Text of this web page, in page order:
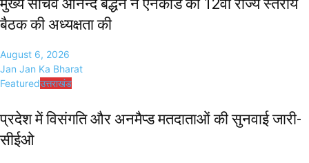
मुख्य सचिव आनन्द बर्द्धन ने एनकॉर्ड की 12वीं राज्य स्तरीय
बैठक की अध्यक्षता की
August 6, 2026
Jan Jan Ka Bharat
Featuredउत्तराखंड
प्रदेश में विसंगति और अनमैप्ड मतदाताओं की सुनवाई जारी-
सीईओ